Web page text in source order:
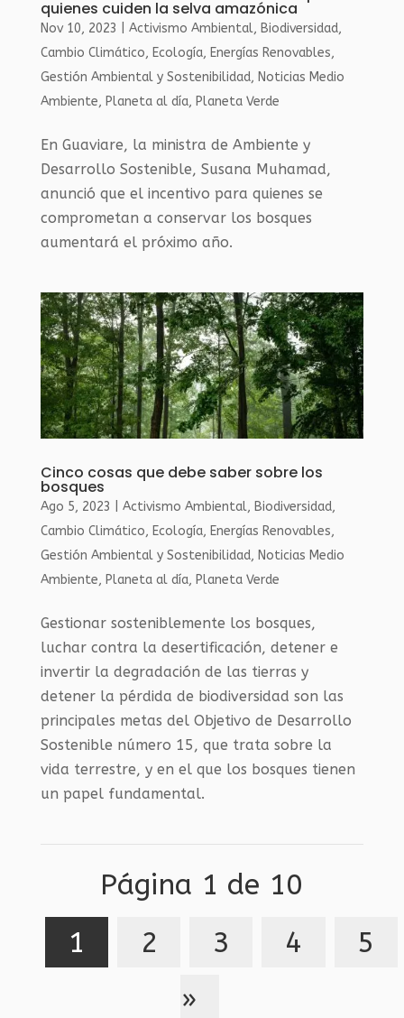
quienes cuiden la selva amazónica
Nov 10, 2023 Activismo Ambiental, Biodiversidad,
Cambio Climático, Ecología, Energías Renovables,
Gestión Ambiental y Sostenibilidad, Noticias Medio
Ambiente, Planeta al día, Planeta Verde
En Guaviare, la ministra de Ambiente y
Desarrollo Sostenible, Susana Muhamad,
anunció que el incentivo para quienes se
comprometan a conservar los bosques
aumentará el próximo año.
Cinco cosas que debe saber sobre los
bosques
Ago 5, 2023 Activismo Ambiental, Biodiversidad,
Cambio Climático, Ecología, Energías Renovables,
Gestión Ambiental y Sostenibilidad, Noticias Medio
Ambiente, Planeta al día, Planeta Verde
Gestionar sosteniblemente los bosques,
luchar contra la desertificación, detener e
invertir la degradación de las tierras y
detener la pérdida de biodiversidad son las
principales metas del Objetivo de Desarrollo
Sostenible número 15, que trata sobre la
vida terrestre, y en el que los bosques tienen
un papel fundamental.
Página 1 de 10
1
2 3 4
5
»